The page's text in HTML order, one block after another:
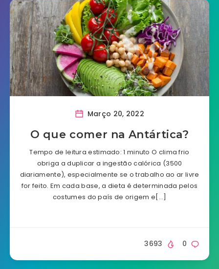
Março 20, 2022
O que comer na Antártica?
Tempo de leitura estimado: 1 minuto O clima frio
obriga a duplicar a ingestão calórica (3500
diariamente), especialmente se o trabalho ao ar livre
for feito. Em cada base, a dieta é determinada pelos
costumes do país de origem e[…]
0
3693